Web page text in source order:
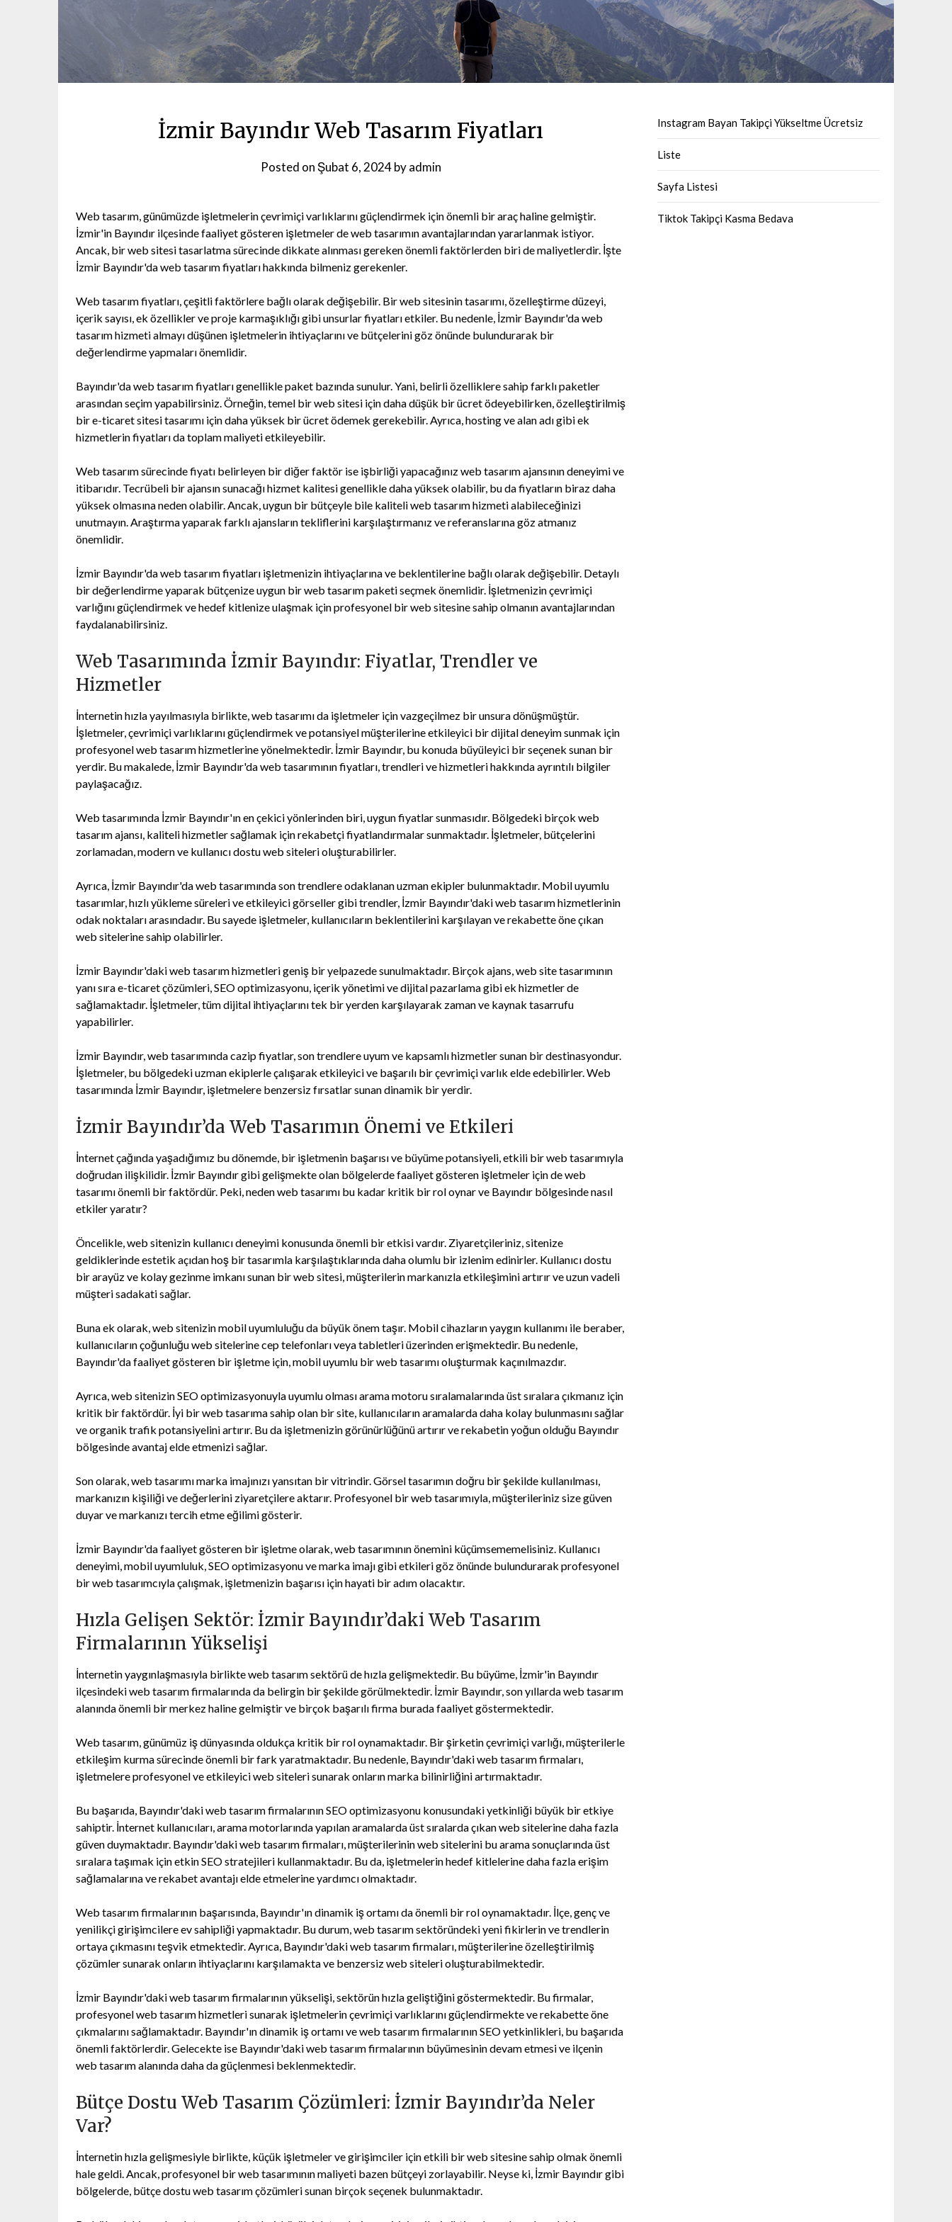
İzmir Bayındır Web Tasarım Fiyatları
Posted on Şubat 6, 2024byadmin
Web tasarım, günümüzde işletmelerin çevrimiçi varlıklarını güçlendirmek için önemli bir araç haline gelmiştir.
İzmir'in Bayındır ilçesinde faaliyet gösteren işletmeler de web tasarımın avantajlarından yararlanmak istiyor.
Ancak, bir web sitesi tasarlatma sürecinde dikkate alınması gereken önemli faktörlerden biri de maliyetlerdir. İşte
İzmir Bayındır'da web tasarım fiyatları hakkında bilmeniz gerekenler.
Web tasarım fiyatları, çeşitli faktörlere bağlı olarak değişebilir. Bir web sitesinin tasarımı, özelleştirme düzeyi,
içerik sayısı, ek özellikler ve proje karmaşıklığı gibi unsurlar fiyatları etkiler. Bu nedenle, İzmir Bayındır'da web
tasarım hizmeti almayı düşünen işletmelerin ihtiyaçlarını ve bütçelerini göz önünde bulundurarak bir
değerlendirme yapmaları önemlidir.
Bayındır'da web tasarım fiyatları genellikle paket bazında sunulur. Yani, belirli özelliklere sahip farklı paketler
arasından seçim yapabilirsiniz. Örneğin, temel bir web sitesi için daha düşük bir ücret ödeyebilirken, özelleştirilmiş
bir e-ticaret sitesi tasarımı için daha yüksek bir ücret ödemek gerekebilir. Ayrıca, hosting ve alan adı gibi ek
hizmetlerin fiyatları da toplam maliyeti etkileyebilir.
Web tasarım sürecinde fiyatı belirleyen bir diğer faktör ise işbirliği yapacağınız web tasarım ajansının deneyimi ve
itibarıdır. Tecrübeli bir ajansın sunacağı hizmet kalitesi genellikle daha yüksek olabilir, bu da fiyatların biraz daha
yüksek olmasına neden olabilir. Ancak, uygun bir bütçeyle bile kaliteli web tasarım hizmeti alabileceğinizi
unutmayın. Araştırma yaparak farklı ajansların tekliflerini karşılaştırmanız ve referanslarına göz atmanız
önemlidir.
İzmir Bayındır'da web tasarım fiyatları işletmenizin ihtiyaçlarına ve beklentilerine bağlı olarak değişebilir. Detaylı
bir değerlendirme yaparak bütçenize uygun bir web tasarım paketi seçmek önemlidir. İşletmenizin çevrimiçi
varlığını güçlendirmek ve hedef kitlenize ulaşmak için profesyonel bir web sitesine sahip olmanın avantajlarından
faydalanabilirsiniz.
Web Tasarımında İzmir Bayındır: Fiyatlar, Trendler ve
Hizmetler
İnternetin hızla yayılmasıyla birlikte, web tasarımı da işletmeler için vazgeçilmez bir unsura dönüşmüştür.
İşletmeler, çevrimiçi varlıklarını güçlendirmek ve potansiyel müşterilerine etkileyici bir dijital deneyim sunmak için
profesyonel web tasarım hizmetlerine yönelmektedir. İzmir Bayındır, bu konuda büyüleyici bir seçenek sunan bir
yerdir. Bu makalede, İzmir Bayındır'da web tasarımının fiyatları, trendleri ve hizmetleri hakkında ayrıntılı bilgiler
paylaşacağız.
Web tasarımında İzmir Bayındır'ın en çekici yönlerinden biri, uygun fiyatlar sunmasıdır. Bölgedeki birçok web
tasarım ajansı, kaliteli hizmetler sağlamak için rekabetçi fiyatlandırmalar sunmaktadır. İşletmeler, bütçelerini
zorlamadan, modern ve kullanıcı dostu web siteleri oluşturabilirler.
Ayrıca, İzmir Bayındır'da web tasarımında son trendlere odaklanan uzman ekipler bulunmaktadır. Mobil uyumlu
tasarımlar, hızlı yükleme süreleri ve etkileyici görseller gibi trendler, İzmir Bayındır'daki web tasarım hizmetlerinin
odak noktaları arasındadır. Bu sayede işletmeler, kullanıcıların beklentilerini karşılayan ve rekabette öne çıkan
web sitelerine sahip olabilirler.
İzmir Bayındır'daki web tasarım hizmetleri geniş bir yelpazede sunulmaktadır. Birçok ajans, web site tasarımının
yanı sıra e-ticaret çözümleri, SEO optimizasyonu, içerik yönetimi ve dijital pazarlama gibi ek hizmetler de
sağlamaktadır. İşletmeler, tüm dijital ihtiyaçlarını tek bir yerden karşılayarak zaman ve kaynak tasarrufu
yapabilirler.
İzmir Bayındır, web tasarımında cazip fiyatlar, son trendlere uyum ve kapsamlı hizmetler sunan bir destinasyondur.
İşletmeler, bu bölgedeki uzman ekiplerle çalışarak etkileyici ve başarılı bir çevrimiçi varlık elde edebilirler. Web
tasarımında İzmir Bayındır, işletmelere benzersiz fırsatlar sunan dinamik bir yerdir.
İzmir Bayındır’da Web Tasarımın Önemi ve Etkileri
İnternet çağında yaşadığımız bu dönemde, bir işletmenin başarısı ve büyüme potansiyeli, etkili bir web tasarımıyla
doğrudan ilişkilidir. İzmir Bayındır gibi gelişmekte olan bölgelerde faaliyet gösteren işletmeler için de web
tasarımı önemli bir faktördür. Peki, neden web tasarımı bu kadar kritik bir rol oynar ve Bayındır bölgesinde nasıl
etkiler yaratır?
Öncelikle, web sitenizin kullanıcı deneyimi konusunda önemli bir etkisi vardır. Ziyaretçileriniz, sitenize
geldiklerinde estetik açıdan hoş bir tasarımla karşılaştıklarında daha olumlu bir izlenim edinirler. Kullanıcı dostu
bir arayüz ve kolay gezinme imkanı sunan bir web sitesi, müşterilerin markanızla etkileşimini artırır ve uzun vadeli
müşteri sadakati sağlar.
Buna ek olarak, web sitenizin mobil uyumluluğu da büyük önem taşır. Mobil cihazların yaygın kullanımı ile beraber,
kullanıcıların çoğunluğu web sitelerine cep telefonları veya tabletleri üzerinden erişmektedir. Bu nedenle,
Bayındır'da faaliyet gösteren bir işletme için, mobil uyumlu bir web tasarımı oluşturmak kaçınılmazdır.
Ayrıca, web sitenizin SEO optimizasyonuyla uyumlu olması arama motoru sıralamalarında üst sıralara çıkmanız için
kritik bir faktördür. İyi bir web tasarıma sahip olan bir site, kullanıcıların aramalarda daha kolay bulunmasını sağlar
ve organik trafik potansiyelini artırır. Bu da işletmenizin görünürlüğünü artırır ve rekabetin yoğun olduğu Bayındır
bölgesinde avantaj elde etmenizi sağlar.
Son olarak, web tasarımı marka imajınızı yansıtan bir vitrindir. Görsel tasarımın doğru bir şekilde kullanılması,
markanızın kişiliği ve değerlerini ziyaretçilere aktarır. Profesyonel bir web tasarımıyla, müşterileriniz size güven
duyar ve markanızı tercih etme eğilimi gösterir.
İzmir Bayındır'da faaliyet gösteren bir işletme olarak, web tasarımının önemini küçümsememelisiniz. Kullanıcı
deneyimi, mobil uyumluluk, SEO optimizasyonu ve marka imajı gibi etkileri göz önünde bulundurarak profesyonel
bir web tasarımcıyla çalışmak, işletmenizin başarısı için hayati bir adım olacaktır.
Hızla Gelişen Sektör: İzmir Bayındır’daki Web Tasarım
Firmalarının Yükselişi
İnternetin yaygınlaşmasıyla birlikte web tasarım sektörü de hızla gelişmektedir. Bu büyüme, İzmir'in Bayındır
ilçesindeki web tasarım firmalarında da belirgin bir şekilde görülmektedir. İzmir Bayındır, son yıllarda web tasarım
alanında önemli bir merkez haline gelmiştir ve birçok başarılı firma burada faaliyet göstermektedir.
Web tasarım, günümüz iş dünyasında oldukça kritik bir rol oynamaktadır. Bir şirketin çevrimiçi varlığı, müşterilerle
etkileşim kurma sürecinde önemli bir fark yaratmaktadır. Bu nedenle, Bayındır'daki web tasarım firmaları,
işletmelere profesyonel ve etkileyici web siteleri sunarak onların marka bilinirliğini artırmaktadır.
Bu başarıda, Bayındır'daki web tasarım firmalarının SEO optimizasyonu konusundaki yetkinliği büyük bir etkiye
sahiptir. İnternet kullanıcıları, arama motorlarında yapılan aramalarda üst sıralarda çıkan web sitelerine daha fazla
güven duymaktadır. Bayındır'daki web tasarım firmaları, müşterilerinin web sitelerini bu arama sonuçlarında üst
sıralara taşımak için etkin SEO stratejileri kullanmaktadır. Bu da, işletmelerin hedef kitlelerine daha fazla erişim
sağlamalarına ve rekabet avantajı elde etmelerine yardımcı olmaktadır.
Web tasarım firmalarının başarısında, Bayındır'ın dinamik iş ortamı da önemli bir rol oynamaktadır. İlçe, genç ve
yenilikçi girişimcilere ev sahipliği yapmaktadır. Bu durum, web tasarım sektöründeki yeni fikirlerin ve trendlerin
ortaya çıkmasını teşvik etmektedir. Ayrıca, Bayındır'daki web tasarım firmaları, müşterilerine özelleştirilmiş
çözümler sunarak onların ihtiyaçlarını karşılamakta ve benzersiz web siteleri oluşturabilmektedir.
İzmir Bayındır'daki web tasarım firmalarının yükselişi, sektörün hızla geliştiğini göstermektedir. Bu firmalar,
profesyonel web tasarım hizmetleri sunarak işletmelerin çevrimiçi varlıklarını güçlendirmekte ve rekabette öne
çıkmalarını sağlamaktadır. Bayındır'ın dinamik iş ortamı ve web tasarım firmalarının SEO yetkinlikleri, bu başarıda
önemli faktörlerdir. Gelecekte ise Bayındır'daki web tasarım firmalarının büyümesinin devam etmesi ve ilçenin
web tasarım alanında daha da güçlenmesi beklenmektedir.
Bütçe Dostu Web Tasarım Çözümleri: İzmir Bayındır’da Neler
Var?
İnternetin hızla gelişmesiyle birlikte, küçük işletmeler ve girişimciler için etkili bir web sitesine sahip olmak önemli
hale geldi. Ancak, profesyonel bir web tasarımının maliyeti bazen bütçeyi zorlayabilir. Neyse ki, İzmir Bayındır gibi
bölgelerde, bütçe dostu web tasarım çözümleri sunan birçok seçenek bulunmaktadır.
Instagram Bayan Takipçi Yükseltme Ücretsiz
Liste
Sayfa Listesi
Tiktok Takipçi Kasma Bedava